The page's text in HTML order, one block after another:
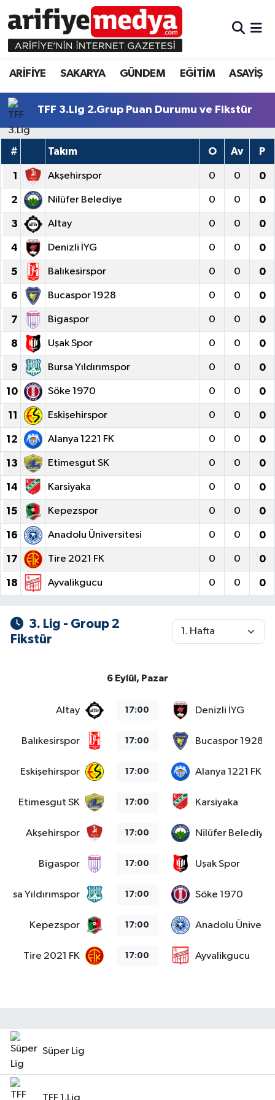
ARİFİYE SAKARYA GÜNDEM EĞİTİM ASAYİŞ
TFF 3.Lig 2.Grup Puan Durumu ve Fikstür
# Takım O Av P
1 Akşehirspor 0 0 0
2 Nilüfer Belediye 0 0 0
3 Altay 0 0 0
4 Denizli İYG 0 0 0
5 Balıkesirspor 0 0 0
6 Bucaspor 1928 0 0 0
7 Bigaspor 0 0 0
8 Uşak Spor 0 0 0
9 Bursa Yıldırımspor 0 0 0
10 Söke 1970 0 0 0
11 Eskişehirspor 0 0 0
12 Alanya 1221 FK 0 0 0
13 Etimesgut SK 0 0 0
14 Karsiyaka 0 0 0
15 Kepezspor 0 0 0
16 Anadolu Üniversitesi 0 0 0
17 Tire 2021 FK 0 0 0
18 Ayvalikgucu 0 0 0
3. Lig - Group 2
Fikstür
6 Eylül, Pazar
Altay 17:00 Denizli İYG
Balıkesirspor 17:00 Bucaspor 1928
Eskişehirspor 17:00 Alanya 1221 FK
Etimesgut SK 17:00 Karsiyaka
Akşehirspor 17:00 Nilüfer Belediye
Bigaspor 17:00 Uşak Spor
Yıldırımspor 17:00 Söke 1970
Kepezspor 17:00 Anadolu
Tire 2021 FK 17:00 Ayvalikgucu
Süper Lig
TFF 1.Lig
ARİFİYE
SAKARYA
GÜNDEM
EĞİTİM
ASAYİŞ
EKONOMİ
ARİFİYE
GÜNDEM
EĞİTİM
EKONOMİ
ASAYİŞ
Sakarya Hava Durumu
Sakarya Namaz Vakitleri
Sakarya Trafik Yoğunluk Haritası
Süper Lig Puan Durumu ve Fikstür
Tüm Manşetler
Son Dakika Haberleri
Haber Arşivi